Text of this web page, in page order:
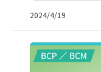
2024/4/19